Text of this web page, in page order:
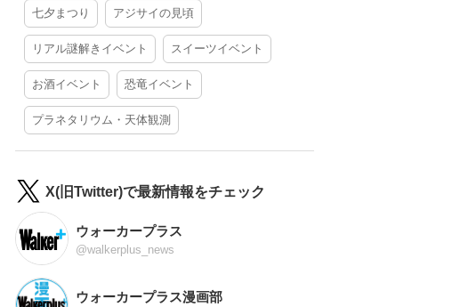
七夕まつり アジサイの見頃
リアル謎解きイベント スイーツイベント
お酒イベント 恐竜イベント
プラネタリウム・天体観測
X(旧Twitter)で最新情報をチェック
ウォーカープラス
@walkerplus_news
ウォーカープラス漫画部